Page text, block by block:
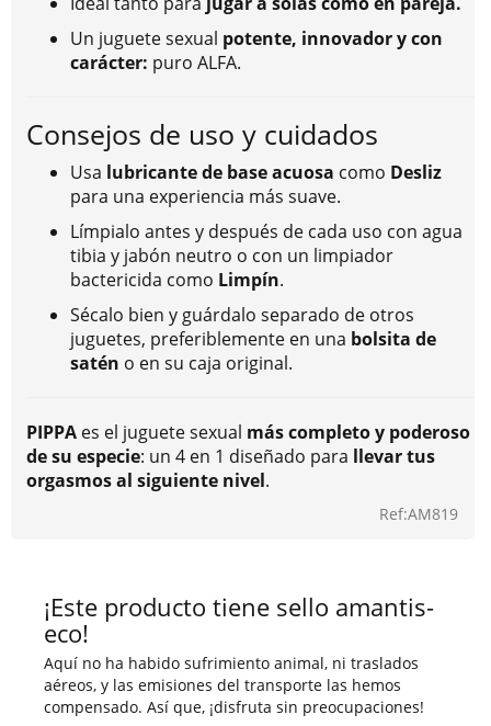
Un juguete sexual potente, innovador y con
carácter: puro ALFA.
Consejos de uso y cuidados
Usa lubricante de base acuosa como Desliz
para una experiencia más suave.
Límpialo antes y después de cada uso con agua
tibia y jabón neutro o con un limpiador
bactericida como Limpín.
Sécalo bien y guárdalo separado de otros
juguetes, preferiblemente en una bolsita de
satén o en su caja original.
PIPPA es el juguete sexual más completo y poderoso
de su especie: un 4 en 1 diseñado para llevar tus
orgasmos al siguiente nivel.
Ref:AM819
¡Este producto tiene sello amantis-
eco!
Aquí no ha habido sufrimiento animal, ni traslados
aéreos, y las emisiones del transporte las hemos
compensado. Así que, ¡disfruta sin preocupaciones!